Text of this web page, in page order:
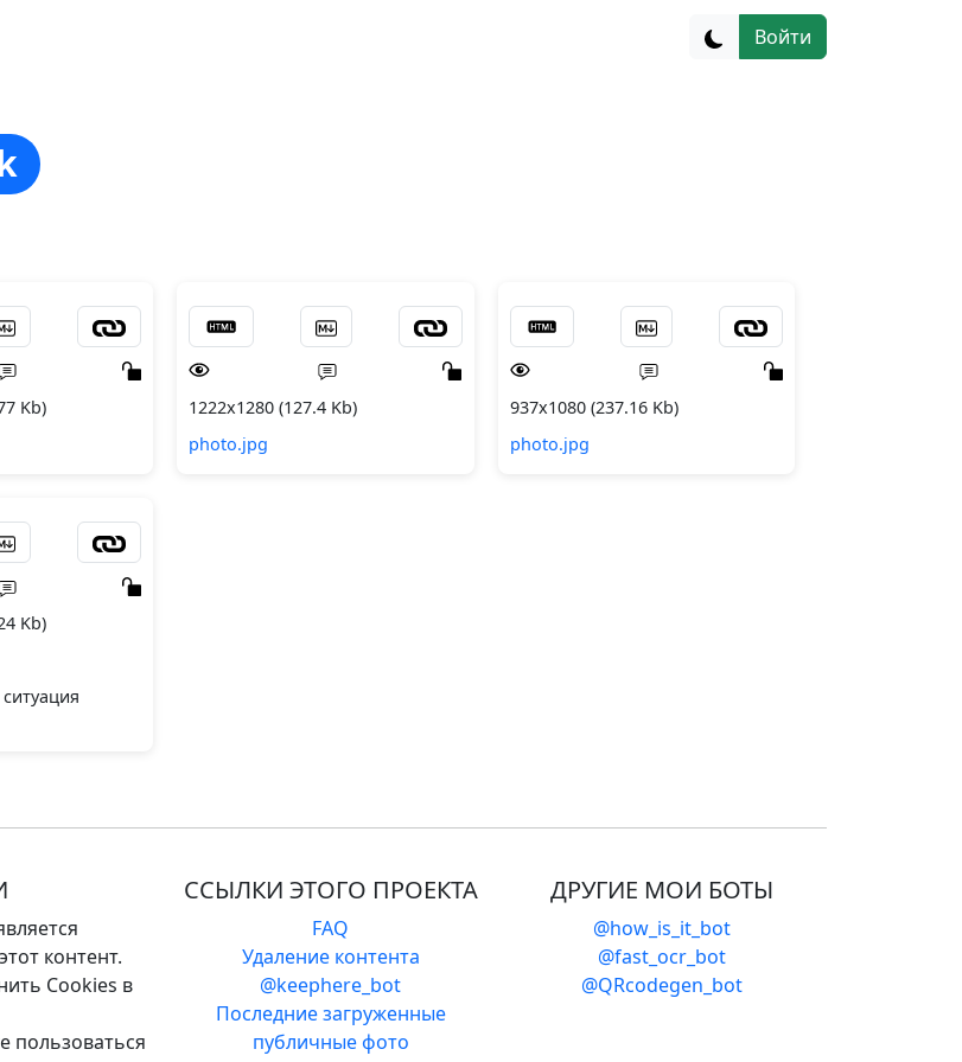
Войти
Kb)
1222x1280 (127.4 Kb)
photo.jpg
937x1080 (237.16 Kb)
photo.jpg
Kb)
контент.
Cookies в
пользоваться
ССЫЛКИ ЭТОГО ПРОЕКТА
FAQ
Удаление контента
@keephere_bot
Последние загруженные
публичные фото
ДРУГИЕ МОИ БОТЫ
@how_is_it_bot
@fast_ocr_bot
@QRcodegen_bot